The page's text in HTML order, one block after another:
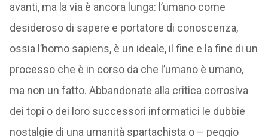
avanti, ma la via è ancora lunga: l’umano come
desideroso di sapere e portatore di conoscenza,
ossia l’homo sapiens, è un ideale, il fine e la fine di un
processo che è in corso da che l’umano è umano,
ma non un fatto. Abbandonate alla critica corrosiva
dei topi o dei loro successori informatici le dubbie
nostalgie di una umanità spartachista o – peggio